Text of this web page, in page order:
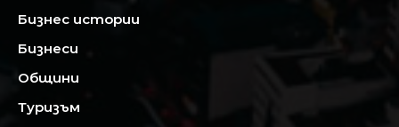
Бизнес истории
Бизнеси
Общини
Туризъм